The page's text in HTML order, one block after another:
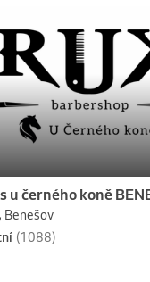
u černého koně
Benešov
(1088)